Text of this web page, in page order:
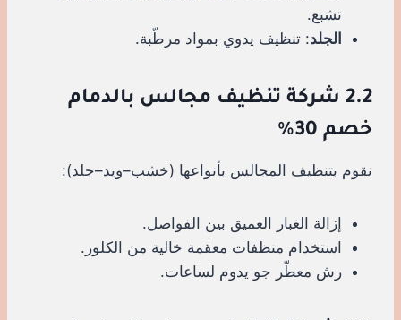
تشبع.
الجلد: تنظيف يدوي بمواد مرطّبة.
2.2 شركة تنظيف مجالس بالدمام
خصم 30%
نقوم بتنظيف المجالس بأنواعها (خشب–ويد–جلد):
إزالة الغبار العميق بين الفواصل.
استخدام منظفات معقمة خالية من الكلور.
رش معطّر جو يدوم لساعات.